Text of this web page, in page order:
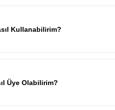
Kullanabilirim?
Üye Olabilirim?